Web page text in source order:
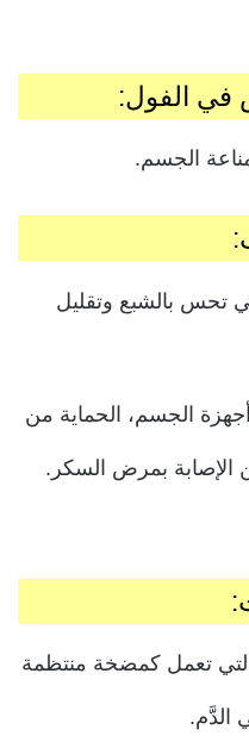
في الفول:
الجسم.
تحس بالشبع وتقليل
الجسم، الحماية من
الإصابة بمرض السكر.
تعمل كمضخة منتظمة
الدَّم.